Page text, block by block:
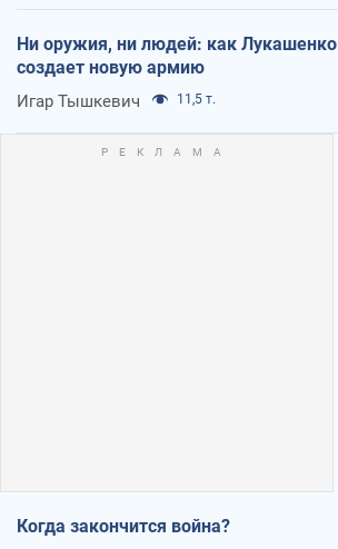
Ни оружия, ни людей: как Лукашенко
создает новую армию
Игар Тышкевич 11,5 т.
Когда закончится война?